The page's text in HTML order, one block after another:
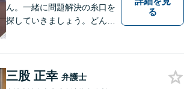
ん。一緒に問題解決の糸口を
探していきましょう。どんな
遺産分割、介護などの高齢社
会問題に注力しております。
る
三股 正幸 弁護士